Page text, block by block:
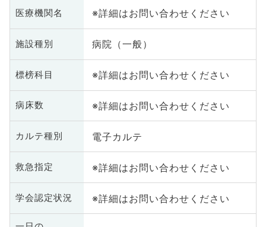
医療機関名 ※詳細はお問い合わせください
施設種別 病院（一般）
標榜科目 ※詳細はお問い合わせください
病床数 ※詳細はお問い合わせください
カルテ種別 電子カルテ
救急指定 ※詳細はお問い合わせください
学会認定状況 ※詳細はお問い合わせください